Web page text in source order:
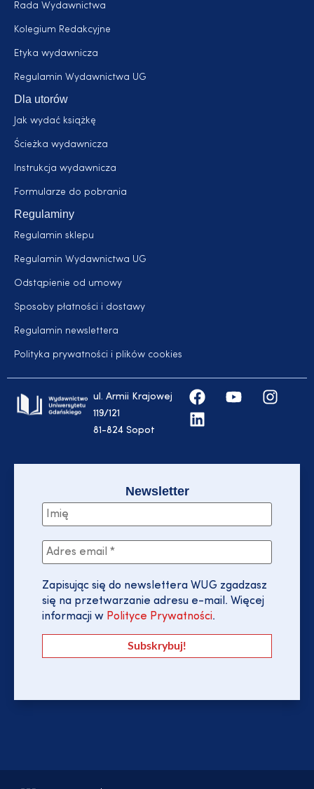
Rada Wydawnictwa
Kolegium Redakcyjne
Etyka wydawnicza
Regulamin Wydawnictwa UG
Dla utorów
Jak wydać książkę
Ścieżka wydawnicza
Instrukcja wydawnicza
Formularze do pobrania
Regulaminy
Regulamin sklepu
Regulamin Wydawnictwa UG
Odstąpienie od umowy
Sposoby płatności i dostawy
Regulamin newslettera
Polityka prywatności i plików cookies
ul. Armii Krajowej
119/121
81-824 Sopot
Newsletter
Zapisując się do newslettera WUG zgadzasz
się na przetwarzanie adresu e-mail. Więcej
informacji w Polityce Prywatności.